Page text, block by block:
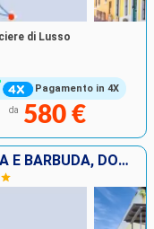
Pagamento in 4X
di Lusso
da 580 €
PORTORICO, STATI UNITI, ANTIGUA E BARBUDA, DOMINICA, SANTA LUCIA, BARBADOS